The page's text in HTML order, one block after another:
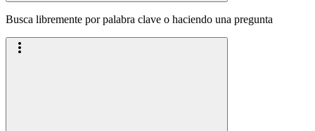
Busca libremente por palabra clave o haciendo una pregunta